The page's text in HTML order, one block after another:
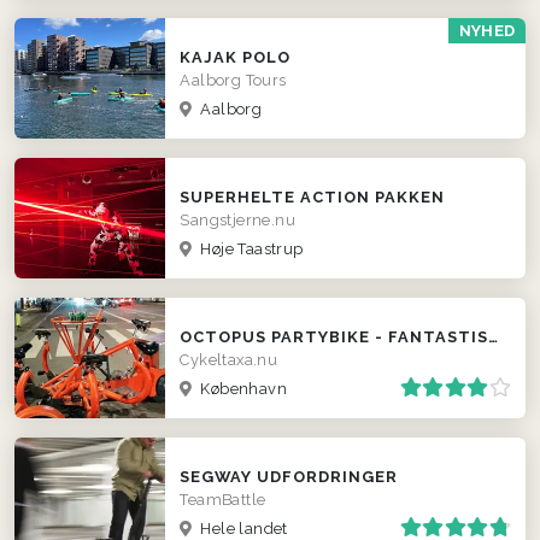
NYHED
KAJAK POLO
Aalborg Tours
Aalborg
SUPERHELTE ACTION PAKKEN
Sangstjerne.nu
Høje Taastrup
OCTOPUS PARTYBIKE - FANTASTISK CYKELTAXA - INDBYGGET MINIBAR
Cykeltaxa.nu
København
SEGWAY UDFORDRINGER
TeamBattle
Hele landet